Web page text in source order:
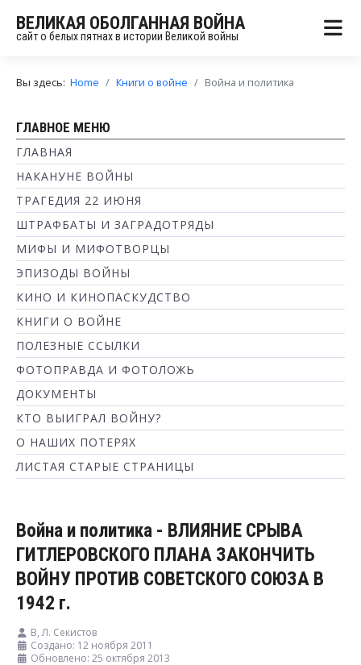
ВЕЛИКАЯ ОБОЛГАННАЯ ВОЙНА
сайт о белых пятнах в истории Великой войны
Вы здесь: Home Книги о войне Война и политика
ГЛАВНОЕ МЕНЮ
ГЛАВНАЯ
НАКАНУНЕ ВОЙНЫ
ТРАГЕДИЯ 22 ИЮНЯ
ШТРАФБАТЫ И ЗАГРАДОТРЯДЫ
МИФЫ И МИФОТВОРЦЫ
ЭПИЗОДЫ ВОЙНЫ
КИНО И КИНОПАСКУДСТВО
КНИГИ О ВОЙНЕ
ПОЛЕЗНЫЕ ССЫЛКИ
ФОТОПРАВДА И ФОТОЛОЖЬ
ДОКУМЕНТЫ
КТО ВЫИГРАЛ ВОЙНУ?
О НАШИХ ПОТЕРЯХ
ЛИСТАЯ СТАРЫЕ СТРАНИЦЫ
Война и политика - ВЛИЯНИЕ СРЫВА
ГИТЛЕРОВСКОГО ПЛАНА ЗАКОНЧИТЬ
ВОЙНУ ПРОТИВ СОВЕТСКОГО СОЮЗА В
1942 г.
В, Л. Секистов
Создано: 12 ноября 2011
Обновлено: 25 октября 2013